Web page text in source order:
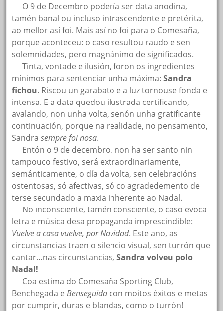
O 9 de Decembro podería ser data anodina,
tamén banal ou incluso intrascendente e pretérita,
ao mellor así foi. Mais así no foi para o Comesaña,
porque aconteceu: o caso resultou raudo e sen
solemnidades, pero magnánimo de significados.
…..Tinta, vontade e ilusión, foron os ingredientes
mínimos para sentenciar unha máxima:Sandra
fichou. Riscou un garabato e a luz tornouse fonda e
intensa. E a data quedou ilustrada certificando,
avalando, non unha volta, senón unha gratificante
continuación, porque na realidade, no pensamento,
Sandrasempre foi nosa.
Entón o 9 de decembro, non ha ser santo nin
tampouco festivo, será extraordinariamente,
semánticamente, o día da volta, sen celebracións
ostentosas, só afectivas, só co agradedemento de
terse secundado a maxia inherente ao Nadal.
No inconsciente, tamén consciente, o caso evoca
letra e música desa propaganda imprescindible:
Vuelve a casa vuelve, por Navidad. Este ano, as
circunstancias traen o silencio visual, sen turrón que
cantar…nas circunstancias,Sandra volveu polo
Nadal!
Coa estima do Comesaña Sporting Club,
Benchegada eBenseguida con moitos éxitos e metas
por cumprir, duras e blandas, como o turrón!